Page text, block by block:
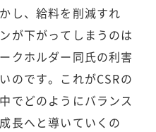
し、給料を削減すれ
が下がってしまうのは
クホルダー同氏の利害
のです。これがCSRの
でどのようにバランス
長へと導いていくの